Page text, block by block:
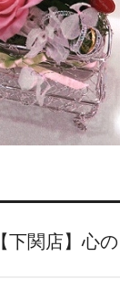
【下関店】心